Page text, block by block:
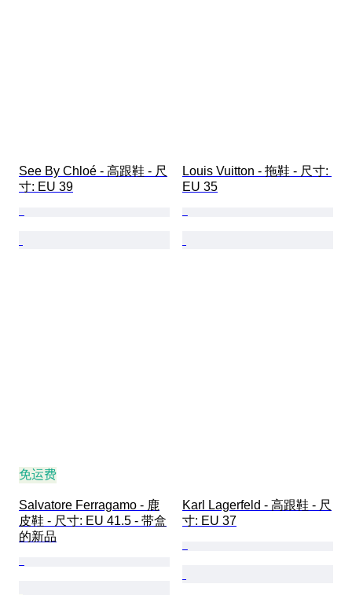
See By Chloé - 高跟鞋 - 尺
寸: EU 39
Louis Vuitton - 拖鞋 - 尺寸:
EU 35
免运费
Salvatore Ferragamo - 鹿
皮鞋 - 尺寸: EU 41.5 - 带盒
的新品
Karl Lagerfeld - 高跟鞋 - 尺
寸: EU 37